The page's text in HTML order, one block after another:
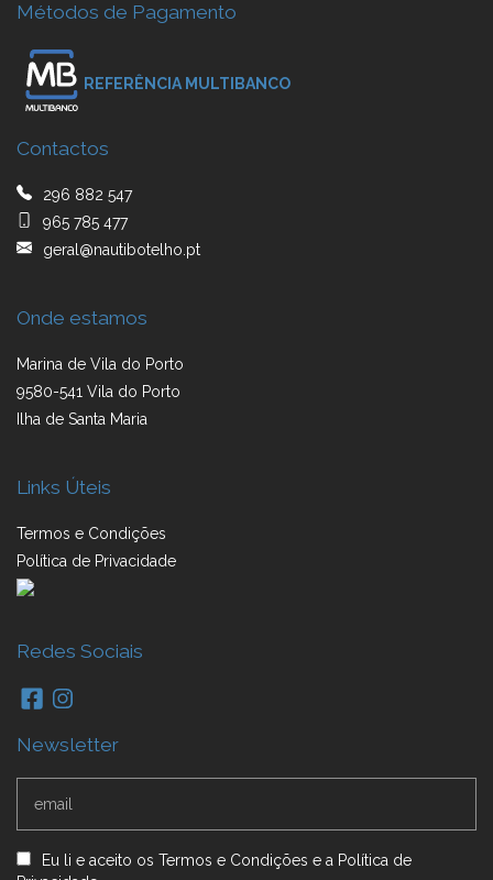
Métodos de Pagamento
REFERÊNCIA MULTIBANCO
Contactos
296 882 547
965 785 477
geral@nautibotelho.pt
Onde estamos
Marina de Vila do Porto
9580-541 Vila do Porto
Ilha de Santa Maria
Links Úteis
Termos e Condições
Política de Privacidade
Redes Sociais
Newsletter
Eu li e aceito os Termos e Condições e a Política de